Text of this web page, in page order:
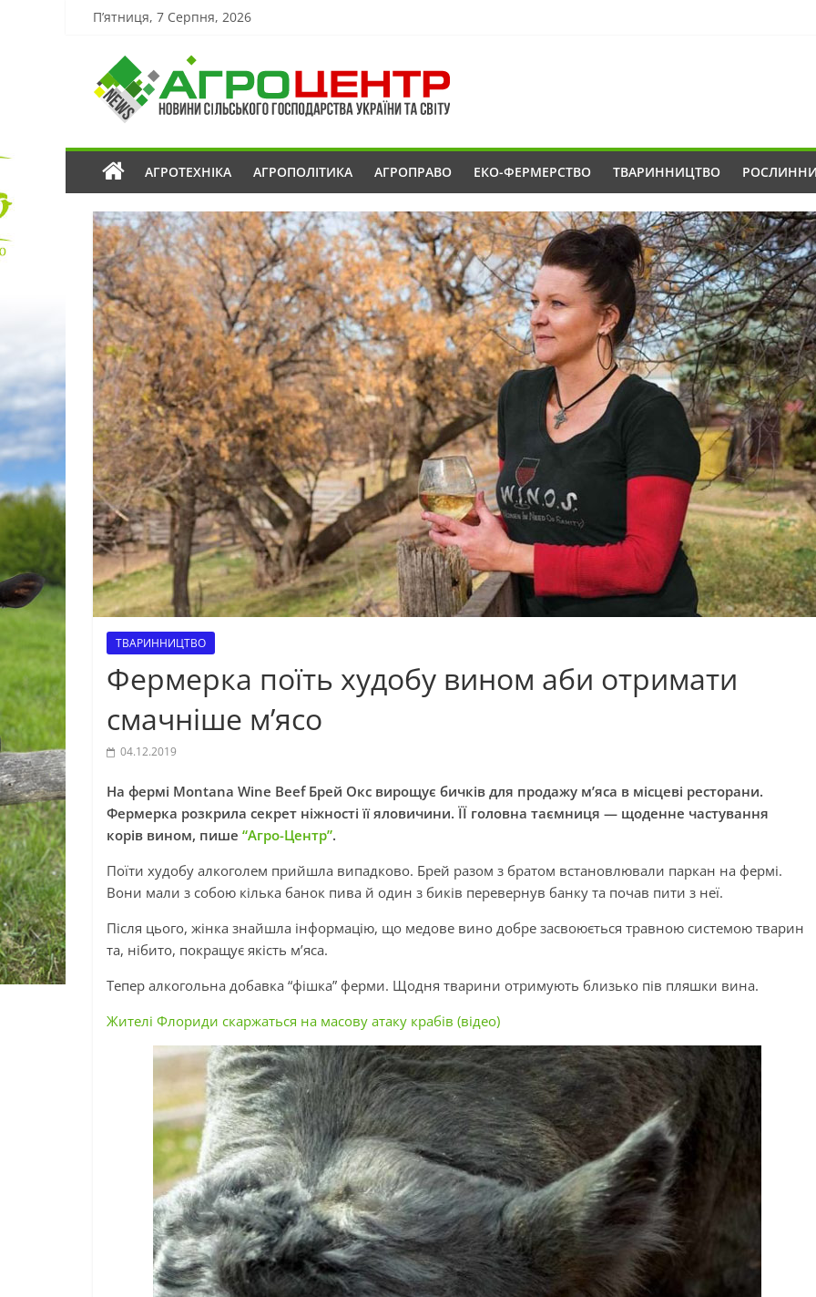
П’ятниця, 7 Серпня, 2026
АГРОТЕХНІКА АГРОПОЛІТИКА АГРОПРАВО ЕКО-ФЕРМЕРСТВО ТВАРИННИЦТВО
ТВАРИННИЦТВО
Фермерка поїть худобу вином аби отримати
смачніше м’ясо
04.12.2019
На фермі Montana Wine Beef Брей Окс вирощує бичків для продажу м’яса в місцеві ресторани.
Фермерка розкрила секрет ніжності її яловичини. ЇЇ головна таємниця — щоденне частування
корів вином, пише “Агро-Центр”.
Поїти худобу алкоголем прийшла випадково. Брей разом з братом встановлювали паркан на фермі.
Вони мали з собою кілька банок пива й один з биків перевернув банку та почав пити з неї.
Після цього, жінка знайшла інформацію, що медове вино добре засвоюється травною системою тварин
та, нібито, покращує якість м’яса.
Тепер алкогольна добавка “фішка” ферми. Щодня тварини отримують близько пів пляшки вина.
Жителі Флориди скаржаться на масову атаку крабів (відео)